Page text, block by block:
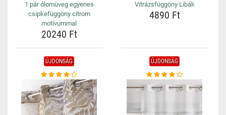
1 pár ólomüveg egyenes
csipkefüggöny citrom
motívummal
20240 Ft
Vitrázsfüggöny Libák
4890 Ft
ÚJDONSÁG ÚJDONSÁG